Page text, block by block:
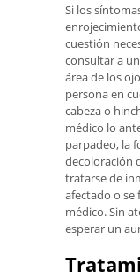
Si los
cuestión
consultar a
área de los
persona en
cabeza o
médico lo
parpadeo, la
decoloración
tratarse de
afectado o se
médico. Sin
esperar un